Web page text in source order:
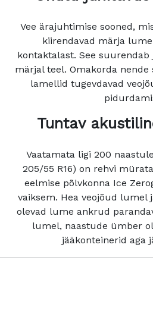
Vee ärajuhtimise sooned,
kiirendavad märja
kontaktalast. See
märjal teel. Omakorda nende
lamellid tugevdavad
Tuntav
Vaatamata ligi 200
205/55 R16) on rehvi
eelmise põlvkonna Ice
vaiksem. Hea veojõud lumel
olevad lume ankrud
lumel, naastude ümber
jääkonteinerid aga